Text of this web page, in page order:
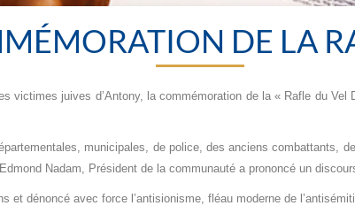
DE LA
victimes juives d’Antony, la commémoration de la « Rafle du Vel
municipales, de police, des anciens combattants,
Nadam, Président de la communauté a prononcé un
et dénoncé avec force l’antisionisme, fléau moderne de